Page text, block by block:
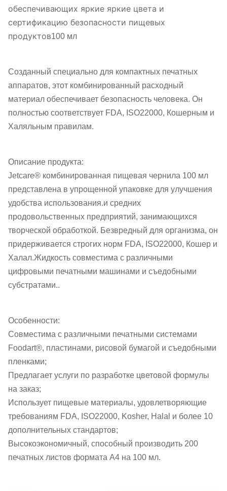
обеспечивающих яркие яркие цвета и
сертификацию безопасности пищевых
продуктов100 мл
Созданный специально для компактных печатных
аппаратов, этот комбинированный расходный
материал обеспечивает безопасность человека. Он
полностью соответствует FDA, ISO22000, Кошерным и
Халяльным правилам.
Описание продукта:
Jetcare® комбинированная пищевая чернила 100 мл
представлена в упрощенной упаковке для улучшения
удобства использования.и средних
продовольственных предприятий, занимающихся
творческой обработкой. Безвредный для организма, он
придерживается строгих норм FDA, ISO22000, Кошер и
Халал.Жидкость совместима с различными
цифровыми печатными машинами и съедобными
субстратами..
Особенности:
Совместима с различными печатными системами
Foodart®, пластинами, рисовой бумагой и съедобными
пленками;
Предлагает услуги по разработке цветовой формулы
на заказ;
Использует пищевые материалы, удовлетворяющие
требованиям FDA, ISO22000, Kosher, Halal и более 10
дополнительных стандартов;
Высокоэкономичный, способный производить 200
печатных листов формата А4 на 100 мл.